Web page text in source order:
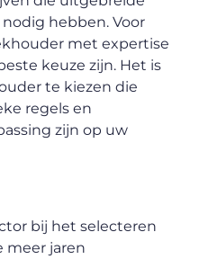
hebben. Voor
met expertise
keuze zijn. Het is
te kiezen die
regels en
zijn op uw
bij het selecteren
meer jaren